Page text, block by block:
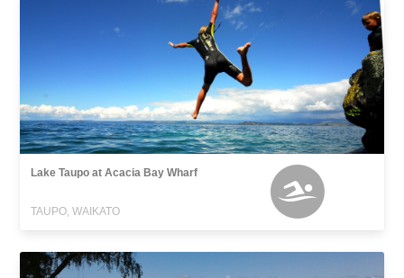
Lake Taupo at Acacia Bay Wharf
TAUPO, WAIKATO